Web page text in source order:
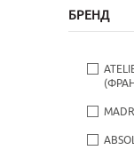
БРЕНД